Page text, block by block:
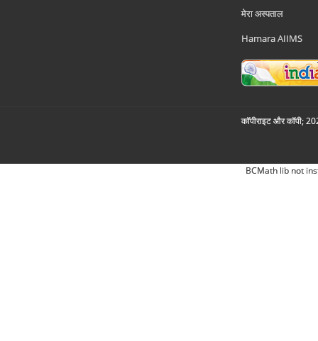
मेरा अस्पताल
Hamara AIIMS
कॉपीराइट और कॉपी;
BCMath lib not